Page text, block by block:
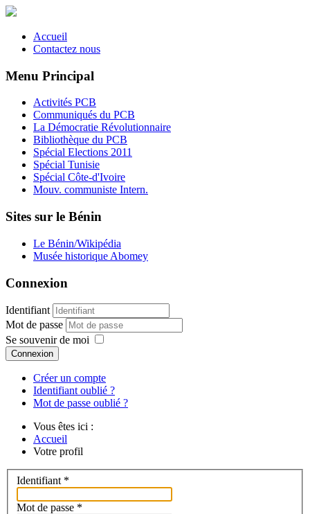
Accueil
Contactez nous
Menu Principal
Activités PCB
Communiqués du PCB
La Démocratie Révolutionnaire
Bibliothèque du PCB
Spécial Elections 2011
Spécial Tunisie
Spécial Côte-d'Ivoire
Mouv. communiste Intern.
Sites sur le Bénin
Le Bénin/Wikipédia
Musée historique Abomey
Connexion
Identifiant
Mot de passe
Se souvenir de moi
Connexion
Créer un compte
Identifiant oublié ?
Mot de passe oublié ?
Vous êtes ici :
Accueil
Votre profil
Identifiant *
Mot de passe *